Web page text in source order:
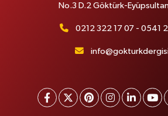
No.3 D.2 Göktürk-
0212 322 17 07 - 0541